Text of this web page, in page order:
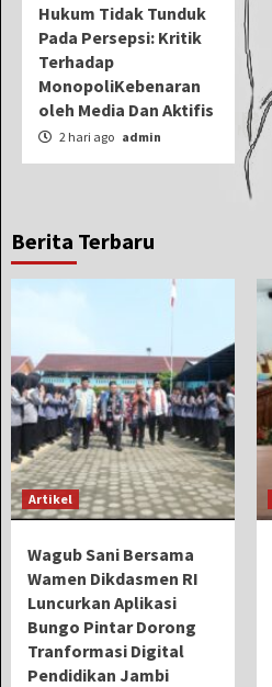
Hukum Tidak Tunduk
Pada Persepsi: Kritik
Terhadap
MonopoliKebenaran
oleh Media Dan Aktifis
2 hari ago admin
Berita Terbaru
Artikel
Wagub Sani Bersama
Wamen Dikdasmen RI
Luncurkan Aplikasi
Bungo Pintar Dorong
Tranformasi Digital
Pendidikan Jambi